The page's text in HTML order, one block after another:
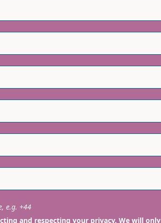
e.g. +44
and respecting your privacy. We will